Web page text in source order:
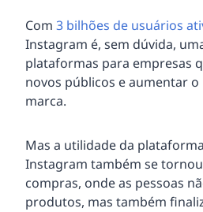
Com 3 bilhões de usuários
Instagram é, sem dúvida,
plataformas para empresas
novos públicos e aumentar
marca.
Mas a utilidade da
Instagram também se
compras, onde as pessoas
produtos, mas também